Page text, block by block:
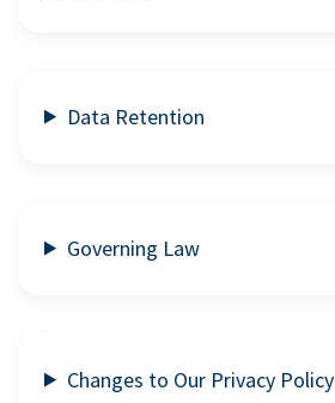
Data Retention
Governing Law
Changes to Our Privacy Policy